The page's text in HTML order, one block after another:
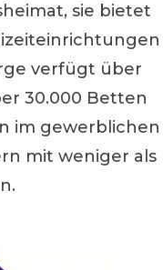
sie bietet
verfügt über
30.000 Betten
im gewerblichen
mit weniger als